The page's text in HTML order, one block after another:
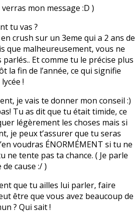
verras mon message :D )
tu vas ?
crush sur un 3eme qui a 2 ans de
que malheureusement, vous ne
Et comme tu le précise plus
la fin de l’année, ce qui signifie
!
je vais te donner mon conseil :)
Tu as dit que tu était timide, ce
légèrement les choses mais si
je peux t’assurer que tu seras
voudras ÉNORMÉMENT si tu ne
ne tente pas ta chance. ( Je parle
cause :/ )
que tu ailles lui parler, faire
être que vous avez beaucoup de
? Qui sait !